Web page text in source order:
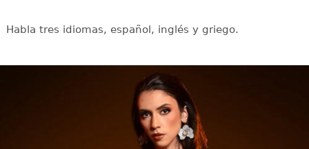
Habla tres idiomas, español, inglés y griego.